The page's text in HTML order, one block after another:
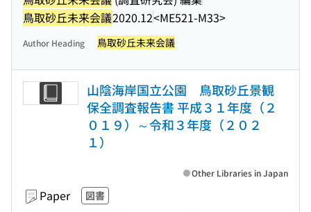
鳥取砂丘未来会議2020.12<ME521-M33>
Author Heading 鳥取砂丘未来会議
山陰海岸国立公園 鳥取砂丘景観
保全調査報告書 平成３１年度（２
０１９）～令和３年度（２０２
１）
Paper 図書
Other Libraries in Japan